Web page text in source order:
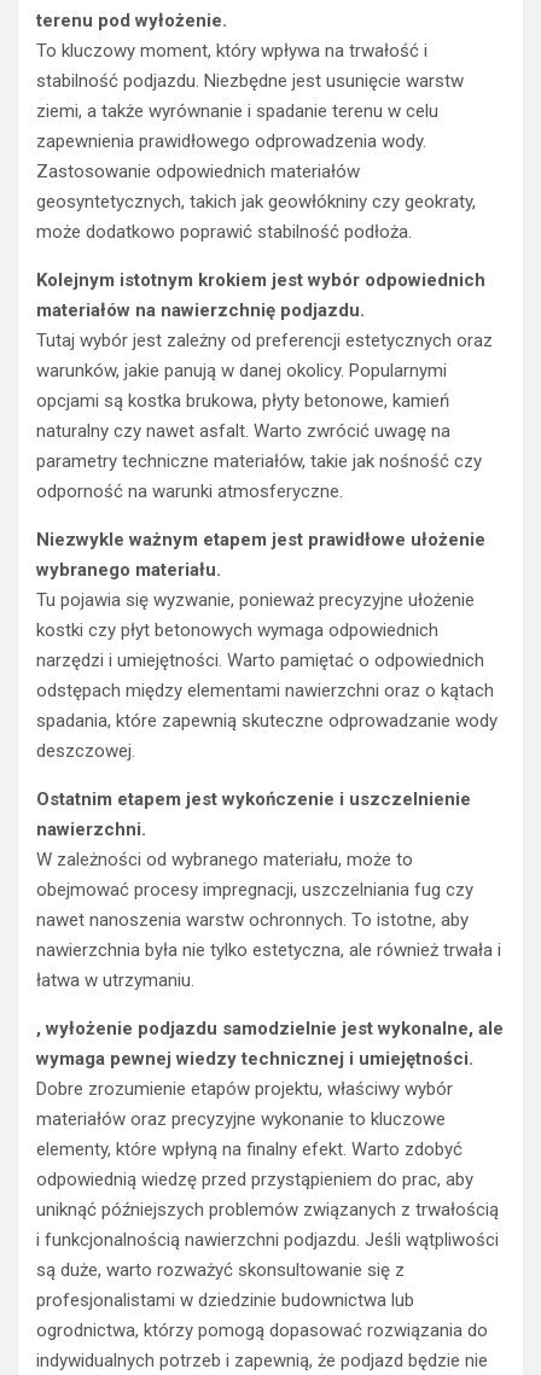
terenu pod wyłożenie.
To kluczowy moment, który wpływa na trwałość i
stabilność podjazdu. Niezbędne jest usunięcie warstw
ziemi, a także wyrównanie i spadanie terenu w celu
zapewnienia prawidłowego odprowadzenia wody.
Zastosowanie odpowiednich materiałów
geosyntetycznych, takich jak geowłókniny czy geokraty,
może dodatkowo poprawić stabilność podłoża.
Kolejnym istotnym krokiem jest wybór odpowiednich
materiałów na nawierzchnię podjazdu.
Tutaj wybór jest zależny od preferencji estetycznych oraz
warunków, jakie panują w danej okolicy. Popularnymi
opcjami są kostka brukowa, płyty betonowe, kamień
naturalny czy nawet asfalt. Warto zwrócić uwagę na
parametry techniczne materiałów, takie jak nośność czy
odporność na warunki atmosferyczne.
Niezwykle ważnym etapem jest prawidłowe ułożenie
wybranego materiału.
Tu pojawia się wyzwanie, ponieważ precyzyjne ułożenie
kostki czy płyt betonowych wymaga odpowiednich
narzędzi i umiejętności. Warto pamiętać o odpowiednich
odstępach między elementami nawierzchni oraz o kątach
spadania, które zapewnią skuteczne odprowadzanie wody
deszczowej.
Ostatnim etapem jest wykończenie i uszczelnienie
nawierzchni.
W zależności od wybranego materiału, może to
obejmować procesy impregnacji, uszczelniania fug czy
nawet nanoszenia warstw ochronnych. To istotne, aby
nawierzchnia była nie tylko estetyczna, ale również trwała i
łatwa w utrzymaniu.
, wyłożenie podjazdu samodzielnie jest wykonalne, ale
wymaga pewnej wiedzy technicznej i umiejętności.
Dobre zrozumienie etapów projektu, właściwy wybór
materiałów oraz precyzyjne wykonanie to kluczowe
elementy, które wpłyną na finalny efekt. Warto zdobyć
odpowiednią wiedzę przed przystąpieniem do prac, aby
uniknąć późniejszych problemów związanych z trwałością
i funkcjonalnością nawierzchni podjazdu. Jeśli wątpliwości
są duże, warto rozważyć skonsultowanie się z
profesjonalistami w dziedzinie budownictwa lub
ogrodnictwa, którzy pomogą dopasować rozwiązania do
indywidualnych potrzeb i zapewnią, że podjazd będzie nie